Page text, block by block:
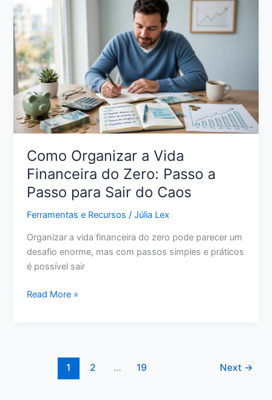
Ganhando
Pouco:
Plano
Realista
para
Retomar
o
Controle
Como Organizar a Vida
Financeira do Zero: Passo a
Passo para Sair do Caos
Ferramentas e Recursos /Júlia Lex
Organizar a vida financeira do zero pode parecer um
desafio enorme, mas com passos simples e práticos
é possível sair
Como
Read More »
1 2 … 19 Next →